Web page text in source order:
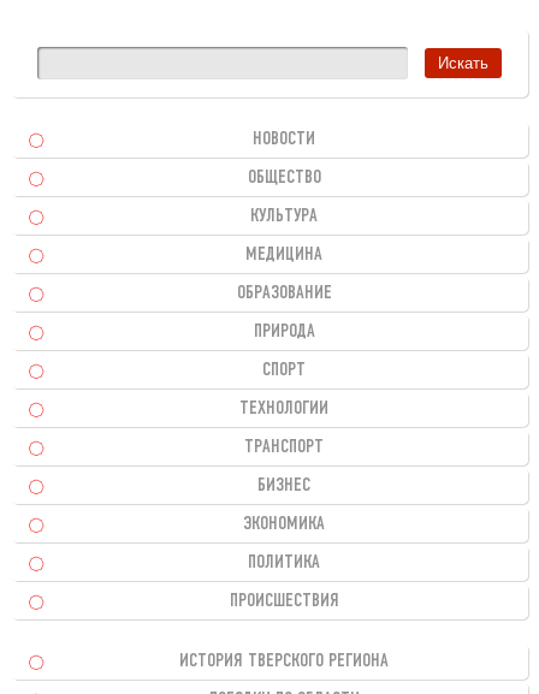
НОВОСТИ
ОБЩЕСТВО
КУЛЬТУРА
МЕДИЦИНА
ОБРАЗОВАНИЕ
ПРИРОДА
СПОРТ
ТЕХНОЛОГИИ
ТРАНСПОРТ
БИЗНЕС
ЭКОНОМИКА
ПОЛИТИКА
ПРОИСШЕСТВИЯ
ИСТОРИЯ ТВЕРСКОГО РЕГИОНА